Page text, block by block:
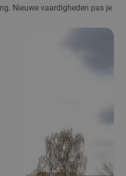
Nieuwe vaardigheden pas je